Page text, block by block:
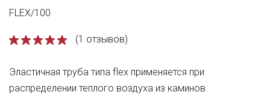
FLEX/100
(1 отзывов)
Эластичная труба типа flex применяется при
распределении теплого воздуха из каминов.